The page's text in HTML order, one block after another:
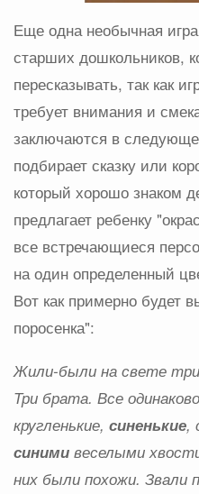
Еще одна необычная
старших дошкольников,
пересказывать, так как
требует внимания и
заключаются в
подбирает сказку или
который хорошо знаком
предлагает ребенку
все встречающиеся
на один определенный
Вот как примерно будет
поросенка":
Жили-были на свете три
Три брата. Все
кругленькие, синенькие,
синими веселыми
них были похожи.